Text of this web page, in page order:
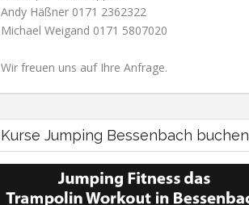
Andy Häßner 0171 2362322
Michael Weigand 0171 5807020
Wir freuen uns auf Ihre Anfrage.
Kurse Jumping Bessenbach buchen